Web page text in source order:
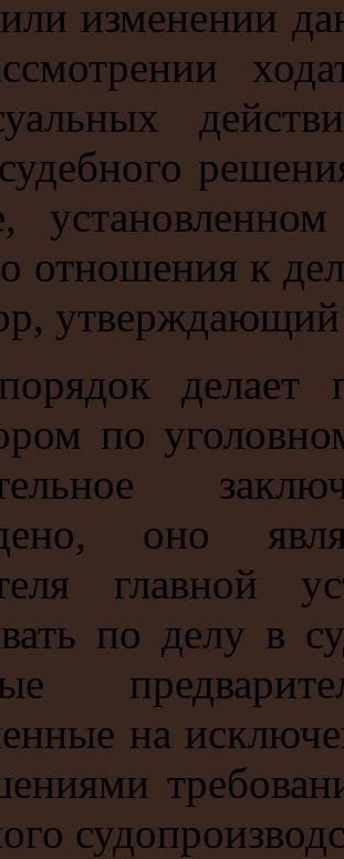
изменении
отношения к
утверждающий
делает
по
оно
главной
по делу в
на